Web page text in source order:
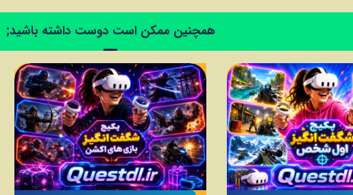
همچنین ممکن است دوست داشته باشید;